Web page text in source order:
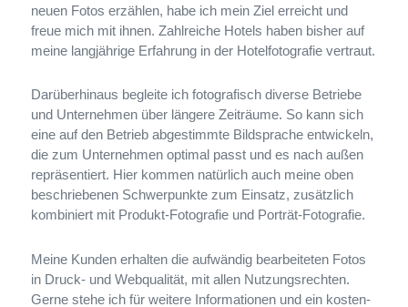
neuen Fotos erzäh­len, habe ich mein Ziel erreicht und
freue mich mit ihnen. Zahlreiche Hotels haben bis­her auf
meine lang­jäh­rige Erfahrung in der Hotelfotografie vertraut.
Darüberhinaus begleite ich foto­gra­fisch diverse Betriebe
und Unternehmen über län­gere Zeiträume. So kann sich
eine auf den Betrieb abge­stimmte Bildsprache ent­wi­ckeln,
die zum Unternehmen opti­mal passt und es nach außen
reprä­sen­tiert. Hier kom­men natür­lich auch meine oben
beschrie­be­nen Schwerpunkte zum Einsatz, zusätz­lich
kom­bi­niert mit Produkt-​Fotografie und Porträt-Fotografie.
Meine Kunden erhal­ten die auf­wän­dig bear­bei­te­ten Fotos
in Druck- und Webqualität, mit allen Nutzungsrechten.
Gerne stehe ich für wei­tere Informationen und ein kos­ten­